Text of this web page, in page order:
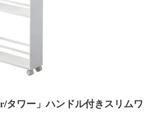
タワー」ハンドル付きスリムワ